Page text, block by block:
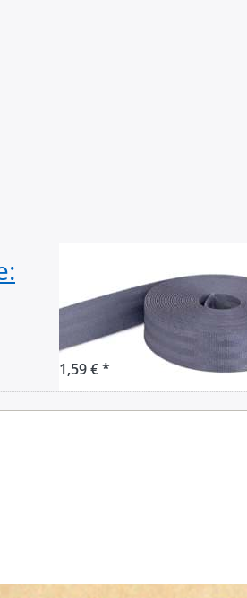
1m
dunkelgrau
bis 1t belastbar
1,59 € *